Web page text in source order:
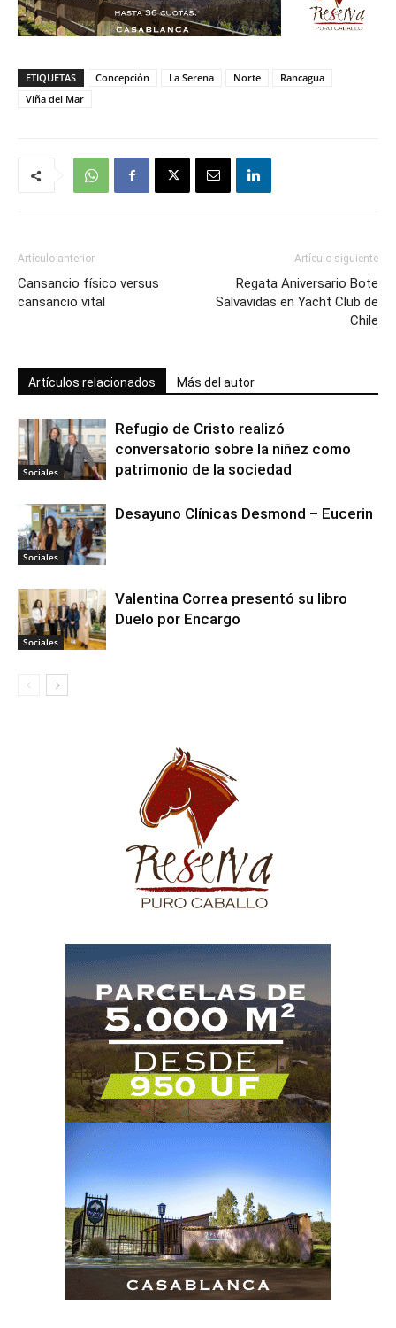
ETIQUETAS Concepción La Serena Norte
Rancagua
Viña del Mar
Artículo anterior
Cansancio físico versus
cansancio vital
Artículo siguiente
Regata Aniversario Bote
Salvavidas en Yacht Club de
Chile
Artículos relacionados Más del autor
Sociales
Refugio de Cristo realizó
conversatorio sobre la niñez como
patrimonio de la sociedad
Sociales
Desayuno Clínicas Desmond – Eucerin
Sociales
Valentina Correa presentó su libro
Duelo por Encargo